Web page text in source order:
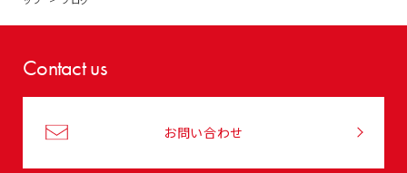
Contact us
お問い合わせ